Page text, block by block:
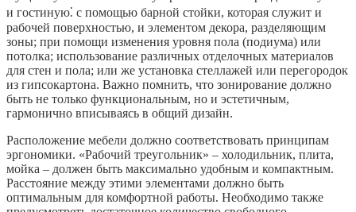
и гостиную⁚ с помощью барной стойки, которая служит и
рабочей поверхностью, и элементом декора, разделяющим
зоны; при помощи изменения уровня пола (подиума) или
потолка; использование различных отделочных материалов
для стен и пола; или же установка стеллажей или перегородок
из гипсокартона. Важно помнить, что зонирование должно
быть не только функциональным, но и эстетичным,
гармонично вписываясь в общий дизайн.
Расположение мебели должно соответствовать принципам
эргономики. «Рабочий треугольник» – холодильник, плита,
мойка – должен быть максимально удобным и компактным.
Расстояние между этими элементами должно быть
оптимальным для комфортной работы. Необходимо также